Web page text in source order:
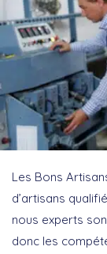
Les Bons
d’artisans
nous experts
donc les